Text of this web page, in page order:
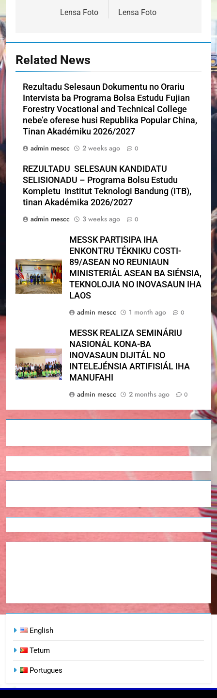
navigationLensa Foto
Lensa Foto
Related News
Rezultadu Selesaun Dokumentu no Orariu
Intervista ba Programa Bolsa Estudu Fujian
Forestry Vocational and Technical College
nebe’e oferese husi Republika Popular China,
Tinan Akadémiku 2026/2027
admin mescc
2 weeks ago 0
REZULTADU SELESAUN KANDIDATU
SELISIONADU – Programa Bolsu Estudu
Kompletu Institut Teknologi Bandung (ITB),
tinan Akadémika 2026/2027
admin mescc
3 weeks ago 0
MESSK PARTISIPA IHA
ENKONTRU TÉKNIKU COSTI-
89/ASEAN NO REUNIAUN
MINISTERIÁL ASEAN BA SIÉNSIA,
TEKNOLOJIA NO INOVASAUN IHA
LAOS
admin mescc
1 month ago 0
MESSK REALIZA SEMINÁRIU
NASIONÁL KONA-BA
INOVASAUN DIJITÁL NO
INTELEJÉNSIA ARTIFISIÁL IHA
MANUFAHI
admin mescc
2 months ago 0
English
Tetum
Portugues